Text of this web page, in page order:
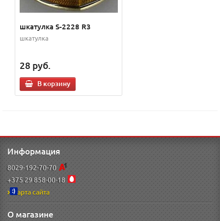
шкатулка S-2228 R3
шкатулка
28 руб.
В корзину
Информация
8029-192-70-70
+375 29 858-00-18
Карта сайта
О магазине